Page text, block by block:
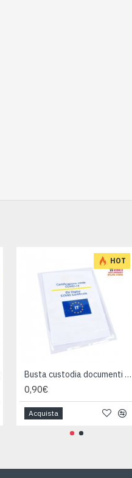
HOT
Busta custodia documenti polipropilene cm 11x16
0,90€
Acquista